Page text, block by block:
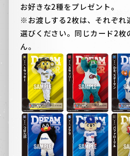
お好きな2種をプレゼント。
※お渡しする2枚は、それぞれ
選びください。同じカード2枚
ん。